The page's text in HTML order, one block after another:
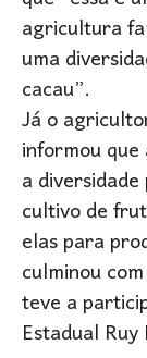
agricultura
uma
cacau”.
Já o
informou
a
cultivo de
elas para
culminou
teve a
Estadual